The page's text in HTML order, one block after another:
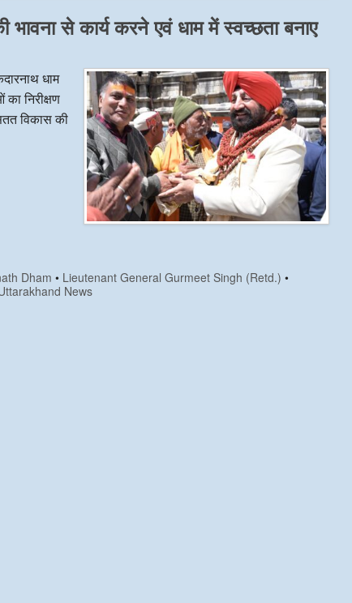
से कार्य करने एवं धाम में स्वच्छता बनाए
धाम
निरीक्षण
विकास की
Dham • Lieutenant General Gurmeet Singh (Retd.) •
News